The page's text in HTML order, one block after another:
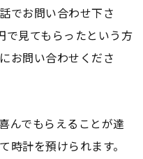
でお問い合わせ下さ
で見てもらったという方
お問い合わせくださ
んでもらえることが達
時計を預けられます。